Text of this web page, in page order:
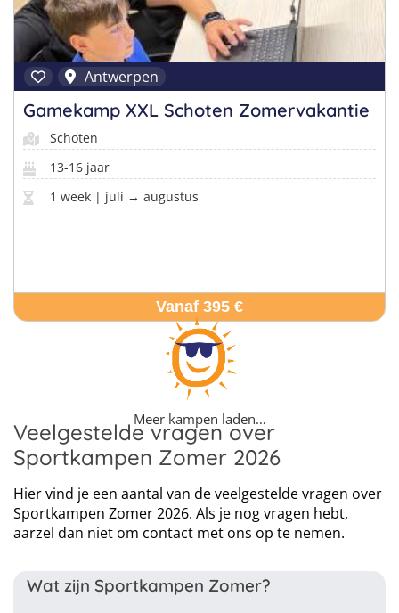
Antwerpen
Gamekamp XXL Schoten Zomervakantie
Schoten
13-16 jaar
1 week | juli → augustus
Vanaf 395 €
Meer kampen laden…
Veelgestelde vragen over
Sportkampen Zomer 2026
Hier vind je een aantal van de veelgestelde vragen over
Sportkampen Zomer 2026. Als je nog vragen hebt,
aarzel dan niet om contact met ons op te nemen.
Wat zijn Sportkampen Zomer?